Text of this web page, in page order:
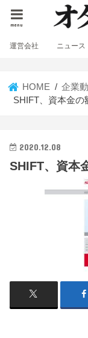
menu
運営会社 ニュース
HOME
企業
SHIFT、資本金の
2020.12.08
SHIFT、資本